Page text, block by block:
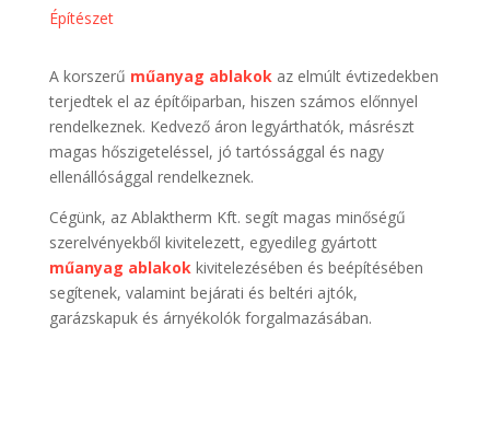
Építészet
A korszerű műanyag ablakokaz elmúlt évtizedekben
terjedtek el az építőiparban, hiszen számos előnnyel
rendelkeznek. Kedvező áron legyárthatók, másrészt
magas hőszigeteléssel, jó tartóssággal és nagy
ellenállósággal rendelkeznek.
Cégünk, az Ablaktherm Kft. segít magas minőségű
szerelvényekből kivitelezett, egyedileg gyártott
műanyag ablakokkivitelezésében és beépítésében
segítenek, valamint bejárati és beltéri ajtók,
garázskapuk és árnyékolók forgalmazásában.